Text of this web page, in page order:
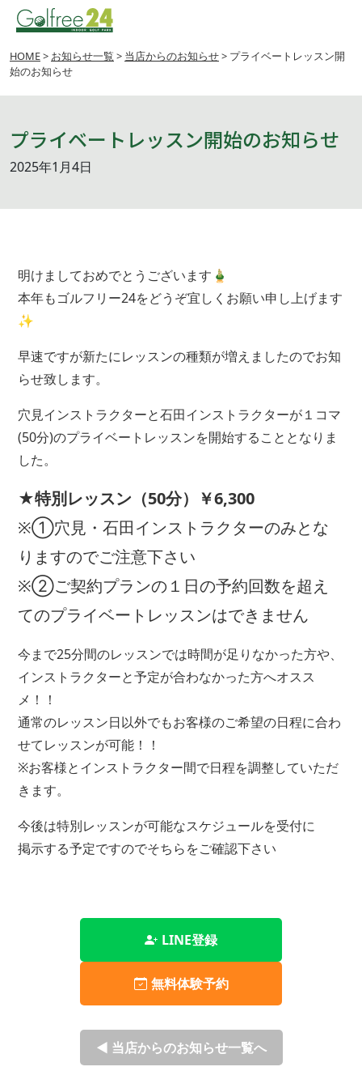
Skip
to
content
HOME> お知らせ一覧 > 当店からのお知らせ> プライベートレッスン開
始のお知らせ
プライベートレッスン開始のお知らせ
2025年1月4日
明けましておめでとうございます🎍
本年もゴルフリー24をどうぞ宜しくお願い申し上げます
✨
早速ですが新たにレッスンの種類が増えましたのでお知
らせ致します。
穴見インストラクターと石田インストラクターが１コマ
(50分)のプライベートレッスンを開始することとなりま
した。
★特別レッスン（50分）￥6,300
※①穴見・石田インストラクターのみとな
りますのでご注意下さい
※②ご契約プランの１日の予約回数を超え
てのプライベートレッスンはできません
今まで25分間のレッスンでは時間が足りなかった方や、
インストラクターと予定が合わなかった方へオスス
メ！！
通常のレッスン日以外でもお客様のご希望の日程に合わ
せてレッスンが可能！！
※お客様とインストラクター間で日程を調整していただ
きます。
今後は特別レッスンが可能なスケジュールを受付に
掲示する予定ですのでそちらをご確認下さい
LINE登録
無料体験予約
◀ 当店からのお知らせ一覧へ